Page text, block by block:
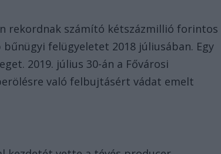
rekordnak számító kétszázmillió forintos
felügyeletet 2018 júliusában. Egy
2019. július 30-án a Fővárosi
való felbujtásért vádat emelt